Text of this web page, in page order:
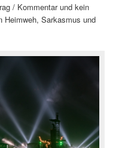
/ Kommentar und kein
Heimweh, Sarkasmus und